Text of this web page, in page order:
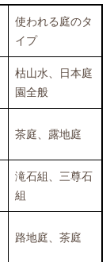
使われる庭のタ
イプ
枯山水、日本庭
園全般
茶庭、露地庭
滝石組、三尊石
組
路地庭、茶庭